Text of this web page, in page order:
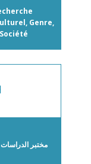
Genre,
مختبر